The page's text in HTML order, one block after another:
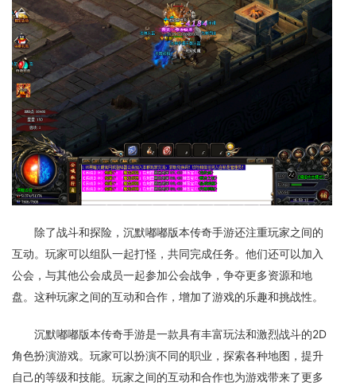
除了战斗和探险，沉默嘟嘟版本传奇手游还注重玩家之间的
互动。玩家可以组队一起打怪，共同完成任务。他们还可以加入
公会，与其他公会成员一起参加公会战争，争夺更多资源和地
盘。这种玩家之间的互动和合作，增加了游戏的乐趣和挑战性。
沉默嘟嘟版本传奇手游是一款具有丰富玩法和激烈战斗的2D
角色扮演游戏。玩家可以扮演不同的职业，探索各种地图，提升
自己的等级和技能。玩家之间的互动和合作也为游戏带来了更多